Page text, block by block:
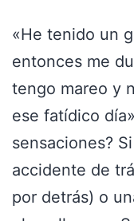
«He tenido un
entonces me
tengo mareo y
ese fatídico
sensaciones?
accidente de
por detrás) o